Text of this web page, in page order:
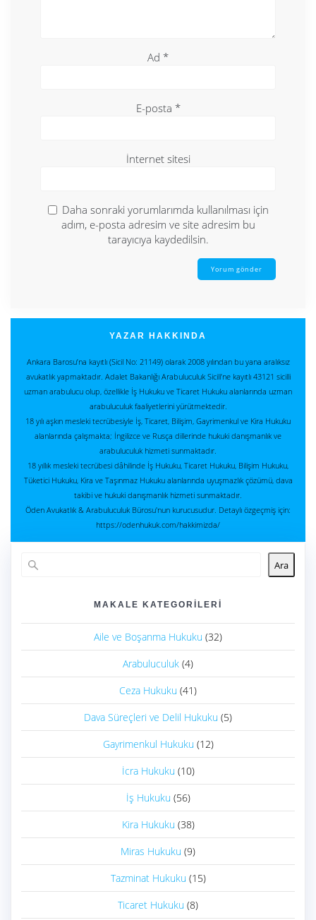
Ad *
E-posta *
İnternet sitesi
Daha sonraki yorumlarımda kullanılması için
adım, e-posta adresim ve site adresim bu
tarayıcıya kaydedilsin.
YAZAR HAKKINDA
Ankara Barosu’na kayıtlı (Sicil No: 21149) olarak 2008 yılından bu yana aralıksız
avukatlık yapmaktadır. Adalet Bakanlığı Arabuluculuk Sicili’ne kayıtlı 43121 sicilli
uzman arabulucu olup, özellikle İş Hukuku ve Ticaret Hukuku alanlarında uzman
arabuluculuk faaliyetlerini yürütmektedir.
18 yılı aşkın mesleki tecrübesiyle İş, Ticaret, Bilişim, Gayrimenkul ve Kira Hukuku
alanlarında çalışmakta; İngilizce ve Rusça dillerinde hukuki danışmanlık ve
arabuluculuk hizmeti sunmaktadır.
18 yıllık mesleki tecrübesi dâhilinde İş Hukuku, Ticaret Hukuku, Bilişim Hukuku,
Tüketici Hukuku, Kira ve Taşınmaz Hukuku alanlarında uyuşmazlık çözümü, dava
takibi ve hukuki danışmanlık hizmeti sunmaktadır.
Öden Avukatlık & Arabuluculuk Bürosu'nun kurucusudur. Detaylı özgeçmiş için:
https://odenhukuk.com/hakkimizda/
Ara
MAKALE KATEGORILERI
Aile ve Boşanma Hukuku (32)
Arabuluculuk (4)
Ceza Hukuku (41)
Dava Süreçleri ve Delil Hukuku (5)
Gayrimenkul Hukuku (12)
İcra Hukuku (10)
İş Hukuku (56)
Kira Hukuku (38)
Miras Hukuku (9)
Tazminat Hukuku (15)
Ticaret Hukuku (8)